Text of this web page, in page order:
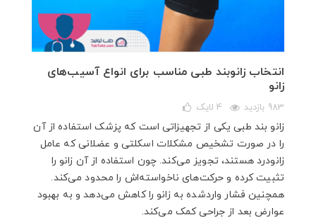
انتخاب زانوبند طبی مناسب برای انواع آسیب‌های
زانو
983 بازدید 4 لایک
زانو بند طبی یکی از تجهیزاتی است که پزشک استفاده از آن
را در صورت تشخیص مشکلات اسکلتی و عضلانی که عامل
زانودرد هستند، تجویز می‌کند. چون استفاده از آن زانو را
تثبیت کرده و حرکت‌های ناخواسته‌اش را محدود می‌کند.
همچنین فشار واردشده به زانو را کاهش می‌دهد و به بهبود
عوارض بعد از جراحی کمک می‌کند.